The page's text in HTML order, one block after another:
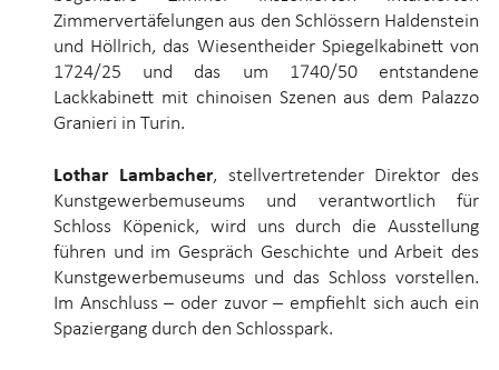
Zimmervertäfelungen aus den Schlössern Haldenstein
und Höllrich, das Wiesentheider Spiegelkabinett von
1724/25 und das um 1740/50 entstandene
Lackkabinett mit chinoisen Szenen aus dem Palazzo
Granieri in Turin.
Lothar Lambacher, stellvertretender Direktor des
Kunstgewerbemuseums und verantwortlich für
Schloss Köpenick, wird uns durch die Ausstellung
führen und im Gespräch Geschichte und Arbeit des
Kunstgewerbemuseums und das Schloss vorstellen.
Im Anschluss – oder zuvor – empfiehlt sich auch ein
Spaziergang durch den Schlosspark.